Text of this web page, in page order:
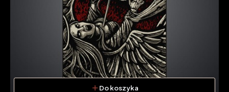
Do koszyka